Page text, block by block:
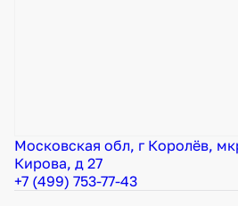
Московская обл, г Королёв,
Кирова, д 27
+7 (499) 753-77-43